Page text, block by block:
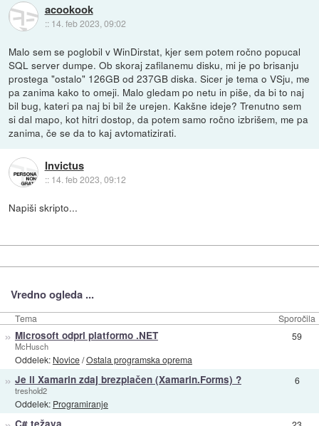
acookook
:: 14. feb 2023, 09:02
Malo sem se poglobil v WinDirstat, kjer sem potem ročno popucal
SQL server dumpe. Ob skoraj zafilanemu disku, mi je po brisanju
prostega "ostalo" 126GB od 237GB diska. Sicer je tema o VSju, me
pa zanima kako to omeji. Malo gledam po netu in piše, da bi to naj
bil bug, kateri pa naj bi bil že urejen. Kakšne ideje? Trenutno sem
si dal mapo, kot hitri dostop, da potem samo ročno izbrišem, me pa
zanima, če se da to kaj avtomatizirati.
Invictus
:: 14. feb 2023, 09:12
Napiši skripto...
Vredno ogleda ...
Tema Sporočila
» Microsoft odprl platformo .NET
McHusch
Oddelek: Novice/Ostala programska oprema
59
» Je li Xamarin zdaj brezplačen (Xamarin.Forms) ?
treshold2
Oddelek: Programiranje
6
C# težava